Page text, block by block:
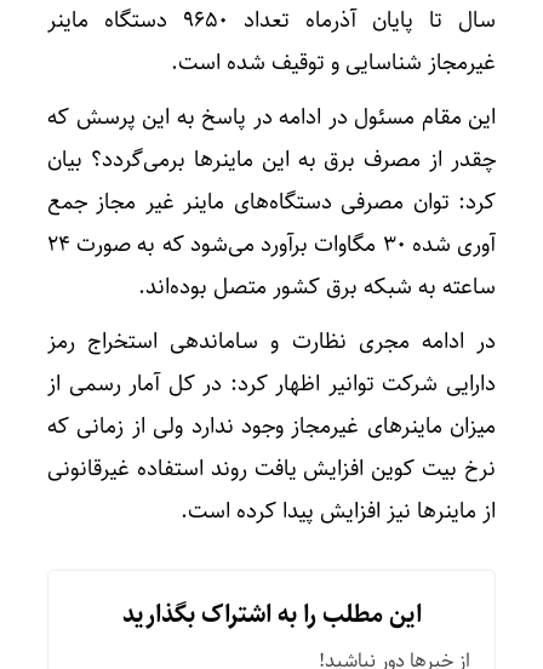
سال تا پایان آذرماه تعداد ۹۶۵۰ دستگاه ماینر
غیرمجاز شناسایی و توقیف شده است.
این مقام مسئول در ادامه در پاسخ به این پرسش که
چقدر از مصرف برق به این ماینر‌ها برمی‌گردد؟ بیان
کرد: توان مصرفی دستگاه‌های ماینر غیر مجاز جمع
آوری شده ۳۰ مگاوات برآورد می‌شود که به صورت ۲۴
ساعته به شبکه برق کشور متصل بوده‌اند.
در ادامه مجری نظارت و ساماندهی استخراج رمز
دارایی شرکت توانیر اظهار کرد: در کل آمار رسمی از
میزان ماینر‌های غیرمجاز وجود ندارد ولی از زمانی که
نرخ بیت کوین افزایش یافت روند استفاده غیرقانونی
از ماینر‌ها نیز افزایش پیدا کرده است.
این مطلب را به اشتراک بگذارید
از خبرها دور نباشید!